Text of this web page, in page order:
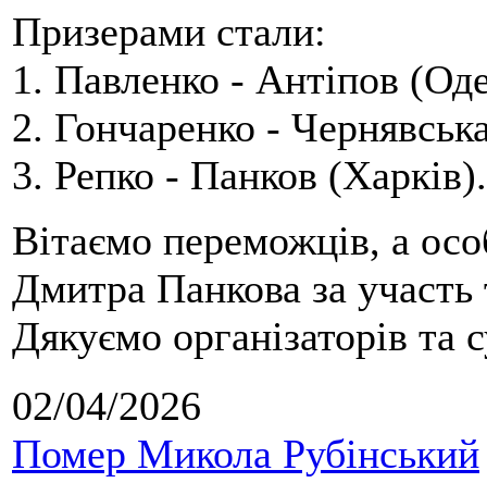
Призерами стали:
1. Павленко - Антіпов
2. Гончаренко -
3. Репко - Панков (Харків).
Вітаємо переможців, а
Дмитра Панкова за
Дякуємо організаторів та
02/04/2026
Помер Микола Рубінський